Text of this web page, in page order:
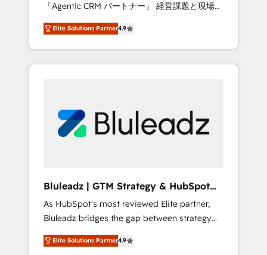
HubSpot to run your revenue process. Sales,
marketing, and service wired together. ➤ AI
and Integrations: Layer Breeze AI, custom
agents, and APIs to remove manual work. ➤
Ongoing Management: Monthly tune-ups,
portal? We are built for the work.
「Agentic CRM パートナー」 経営課題と現場業
務をつなぐAIネイティブ・エージェンシーとし
て、HubSpot Eliteの実装力で顧客フロント業務
を再設計します。 💡 100inc は何をする会社
か？ HubSpotを共通基盤に、AIエージェントを
部・グループ会社・部門が分立する組織で、デ
ータと業務プロセスのサイロ化を、CRMを軸と
ら、GTMの見える化・自動化まで。全Hub統合
運用、データ品質設計、グループ横断のCRM統
合に対応します。 2️⃣ AIエージェント組織構築
営業・マーケティング業務の一部をAIが自律実
行する組織への移行を設計・実装。Breeze・
Elite Solutions Partner4.9
Bluleadz | GTM Strategy & HubSpot
Implementation
As HubSpot's most reviewed Elite partner,
Bluleadz bridges the gap between strategy
and execution. We don't just "set up tools" —
we install the GTM Operating System (GTM
Elite Solutions Partner4.9